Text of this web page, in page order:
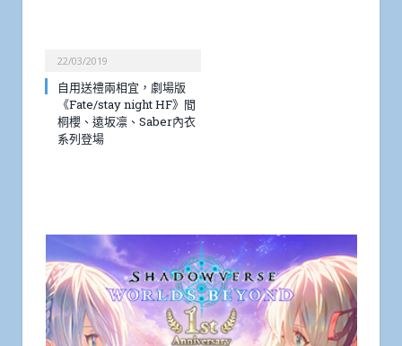
22/03/2019
自用送禮兩相宜，劇場版
《Fate/stay night HF》間
桐櫻、遠坂凛、Saber內衣
系列登場